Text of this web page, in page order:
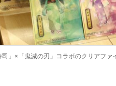
司」×「鬼滅の刃」コラボのクリアファ